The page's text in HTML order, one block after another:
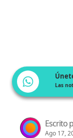
Las
Escrito
Ago 17,